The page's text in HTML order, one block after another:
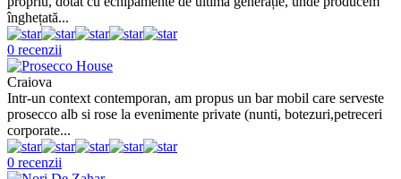
înghețată...
0 recenzii
Craiova
Intr-un context contemporan, am propus un bar mobil care serveste
prosecco alb si rose la evenimente private (nunti, botezuri,petreceri
corporate...
0 recenzii